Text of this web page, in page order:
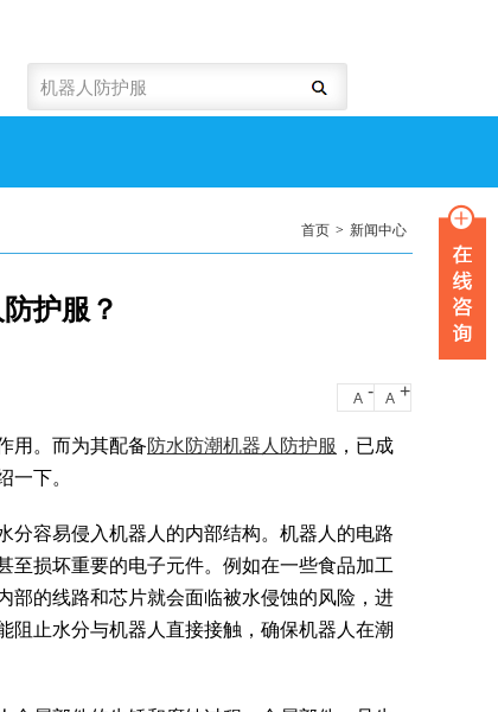
首页 > 新闻中心
护服？
A - A +
用。而为其配备防水防潮机器人防护服 ，已成
一下。
分容易侵入机器人的内部结构。机器人的电路
至损坏重要的电子元件。例如在一些食品加工
部的线路和芯片就会面临被水侵蚀的风险，进
阻止水分与机器人直接接触，确保机器人在潮